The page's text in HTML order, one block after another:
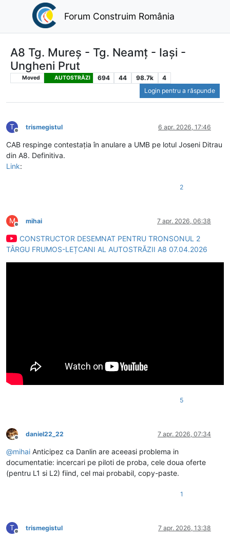
Forum Construim România
A8 Tg. Mureș - Tg. Neamț - Iași -
Ungheni Prut
Moved AUTOSTRĂZI 694 44 98.7k
4
Login pentru a răspunde
T
Deconectat
trismegistul 6 apr. 2026, 17:46
CAB respinge contestația în anulare a UMB pe lotul Joseni Ditrau
din A8. Definitiva.
Link:
2
M
Deconectat
mihai 7 apr. 2026, 06:38
CONSTRUCTOR DESEMNAT PENTRU TRONSONUL 2
TÂRGU FRUMOS-LEȚCANI AL AUTOSTRĂZII A8 07.04.2026
5
Deconectat
daniel22_22 7 apr. 2026, 07:34
@mihai Anticipez ca Danlin are aceeasi problema in
documentatie: incercari pe piloti de proba, cele doua oferte
(pentru L1 si L2) fiind, cel mai probabil, copy-paste.
1
T
Deconectat
trismegistul 7 apr. 2026, 13:38